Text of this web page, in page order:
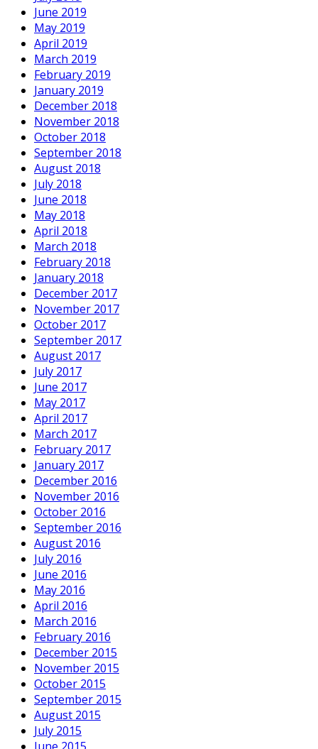
June 2019
May 2019
April 2019
March 2019
February 2019
January 2019
December 2018
November 2018
October 2018
September 2018
August 2018
July 2018
June 2018
May 2018
April 2018
March 2018
February 2018
January 2018
December 2017
November 2017
October 2017
September 2017
August 2017
July 2017
June 2017
May 2017
April 2017
March 2017
February 2017
January 2017
December 2016
November 2016
October 2016
September 2016
August 2016
July 2016
June 2016
May 2016
April 2016
March 2016
February 2016
December 2015
November 2015
October 2015
September 2015
August 2015
July 2015